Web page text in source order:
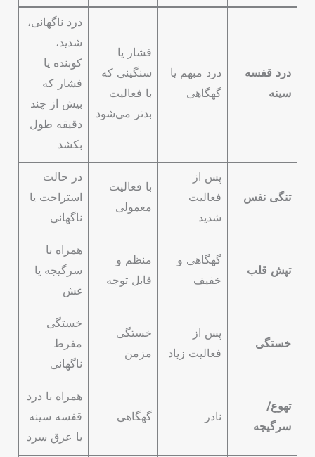
درد قفسه
سینه
درد مبهم یا
گهگاهی
فشار یا
سنگینی که
با فعالیت
بدتر می‌شود
درد ناگهانی،
شدید،
کوبنده یا
فشار که
بیش از چند
دقیقه طول
بکشد
تنگی نفس
پس از
فعالیت
شدید
با فعالیت
معمولی
در حالت
استراحت یا
ناگهانی
تپش قلب
گهگاهی و
خفیف
منظم و
قابل توجه
همراه با
سرگیجه یا
غش
خستگی
پس از
فعالیت زیاد
خستگی
مزمن
خستگی
مفرط
ناگهانی
تهوع/
سرگیجه
نادر گهگاهی
همراه با درد
قفسه سینه
یا عرق سرد